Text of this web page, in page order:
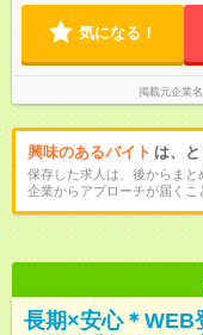
気になる！
掲載元企業名
興味のあるバイト は、
保存した求人は、後からまと
企業からアプローチが届くこ
長期×安心＊WEB